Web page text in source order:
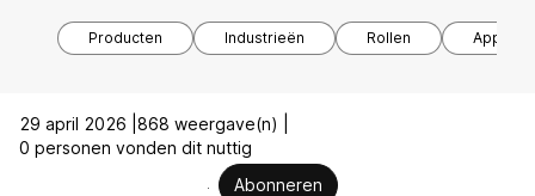
Producten Industrieën Rollen
29 april 2026 | 868 weergave(n) |
0 personen vonden dit nuttig
Abonneren